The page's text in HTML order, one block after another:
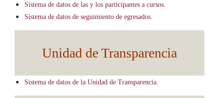
Sistema de datos de las y los participantes a cursos.
Sistema de datos de seguimiento de egresados.
Unidad de Transparencia
Sistema de datos de la Unidad de Transparencia.